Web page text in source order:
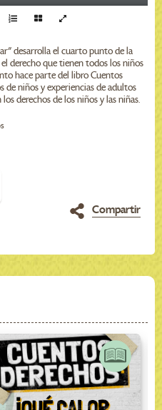
desarrolla el cuarto punto de la
derecho que tienen todos los niños
hace parte del libro Cuentos
niños y experiencias de adultos
derechos de los niños y las niñas.
Compartir